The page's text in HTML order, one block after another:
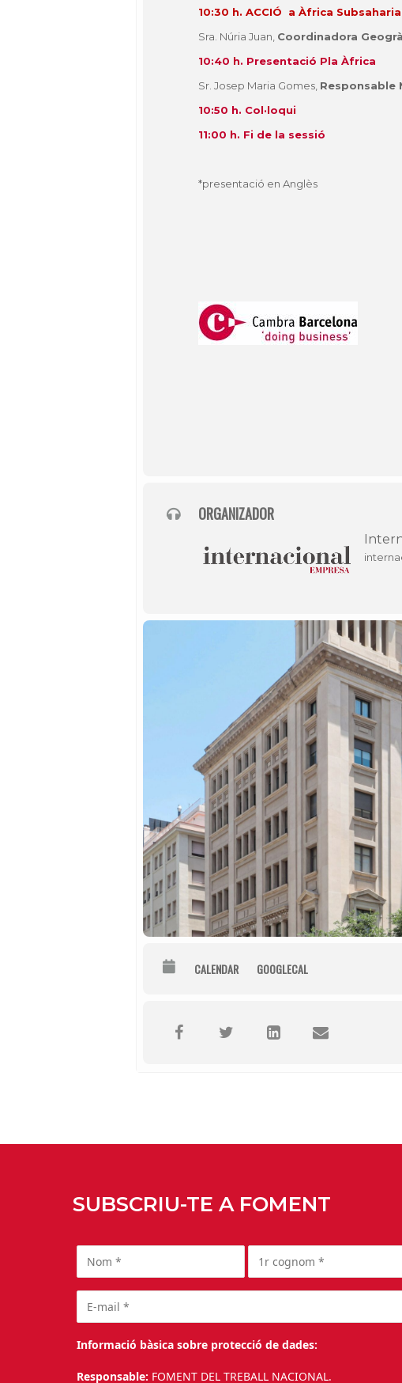
10:30 h. ACCIÓ a Àfrica
Sra. Núria Juan, Coordinadora
10:40 h. Presentació Pla Àfrica
Sr. Josep Maria Gomes, Responsable
10:50 h. Col·loqui
11:00 h. Fi de la sessió
*presentació en Anglès
ORGANIZADOR
CALENDAR GOOGLECAL
SUBSCRIU-TE A FOMENT
Informació bàsica sobre protecció de dades:
Responsable: FOMENT DEL TREBALL NACIONAL.